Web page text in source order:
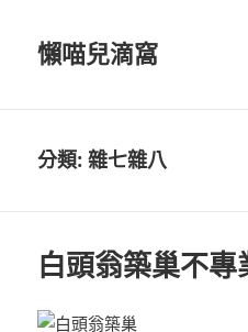
懶喵兒滴窩
分類:雜七雜八
白頭翁築巢不